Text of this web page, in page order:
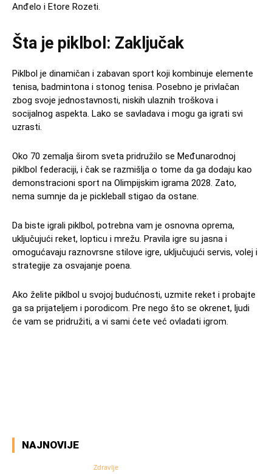
Anđelo i Etore Rozeti.
Šta je piklbol: Zaključak
Piklbol je dinamičan i zabavan sport koji kombinuje elemente
tenisa, badmintona i stonog tenisa. Posebno je privlačan
zbog svoje jednostavnosti, niskih ulaznih troškova i
socijalnog aspekta. Lako se savladava i mogu ga igrati svi
uzrasti.
Oko 70 zemalja širom sveta pridružilo se Međunarodnoj
piklbol federaciji, i čak se razmišlja o tome da ga dodaju kao
demonstracioni sport na Olimpijskim igrama 2028. Zato,
nema sumnje da je pickleball stigao da ostane.
Da biste igrali piklbol, potrebna vam je osnovna oprema,
uključujući reket, lopticu i mrežu. Pravila igre su jasna i
omogućavaju raznovrsne stilove igre, uključujući servis, volej i
strategije za osvajanje poena.
Ako želite piklbol u svojoj budućnosti, uzmite reket i probajte
ga sa prijateljem i porodicom. Pre nego što se okrenet, ljudi
će vam se pridružiti, a vi sami ćete već ovladati igrom.
NAJNOVIJE
Zdravlje